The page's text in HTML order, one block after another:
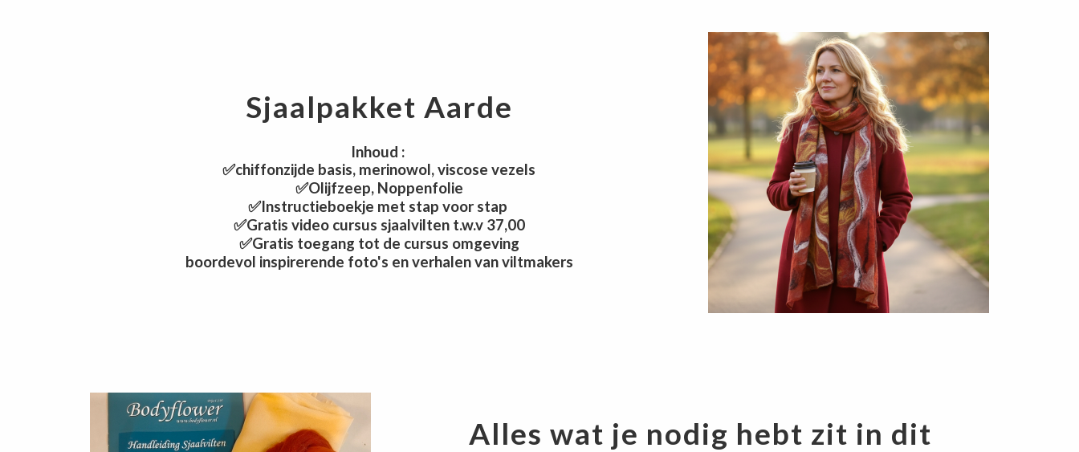
Sjaalpakket Aarde
Inhoud :
✅chiffonzijde basis, merinowol, viscose vezels
✅Olijfzeep, Noppenfolie
✅Instructieboekje met stap voor stap
✅Gratis video cursus sjaalvilten t.w.v 37,00
✅Gratis toegang tot de cursus omgeving
boordevol inspirerende foto's en verhalen van viltmakers
Alles wat je nodig hebt zit in dit